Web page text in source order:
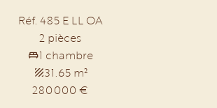
Réf. 485 E LL OA
2 pièces
1 chambre
31.65 m²
280 000 €